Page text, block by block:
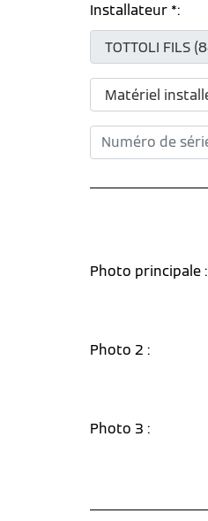
Installateur *:
Photo principale :
Photo 2 :
Photo 3 :